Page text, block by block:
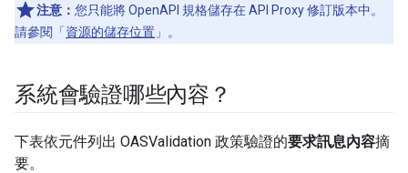
注意： 您只能將 OpenAPI 規格儲存在 API Proxy 修訂版本中。
請參閱「 資源的儲存位置 」。
系統會驗證哪些內容？
下表依元件列出 OASValidation 政策驗證的要求訊息內容摘
要。